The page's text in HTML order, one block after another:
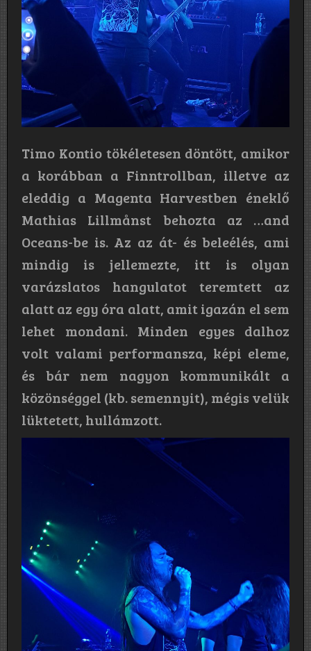
Timo Kontio tökéletesen döntött, amikor
a korábban a Finntrollban, illetve az
eleddig a Magenta Harvestben éneklő
Mathias Lillmånst behozta az …and
Oceans-be is. Az az át- és beleélés, ami
mindig is jellemezte, itt is olyan
varázslatos hangulatot teremtett az
alatt az egy óra alatt, amit igazán el sem
lehet mondani. Minden egyes dalhoz
volt valami performansza, képi eleme,
és bár nem nagyon kommunikált a
közönséggel (kb. semennyit), mégis velük
lüktetett, hullámzott.